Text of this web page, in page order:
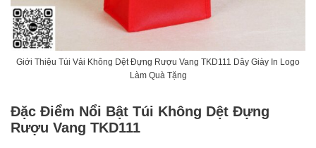
Giới Thiệu Túi Vải Không Dệt Đựng Rượu Vang TKD111 Dây Giày In Logo
Làm Quà Tặng
Đặc Điểm Nổi Bật Túi Không Dệt Đựng
Rượu Vang TKD111